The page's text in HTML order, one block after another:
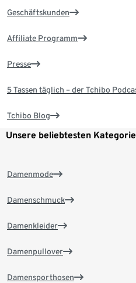
Geschäftskunden
Affiliate Programm
Presse
5 Tassen täglich – der Tchibo
Tchibo Blog
Unsere beliebtesten
Damenmode
Damenschmuck
Damenkleider
Damenpullover
Damensporthosen